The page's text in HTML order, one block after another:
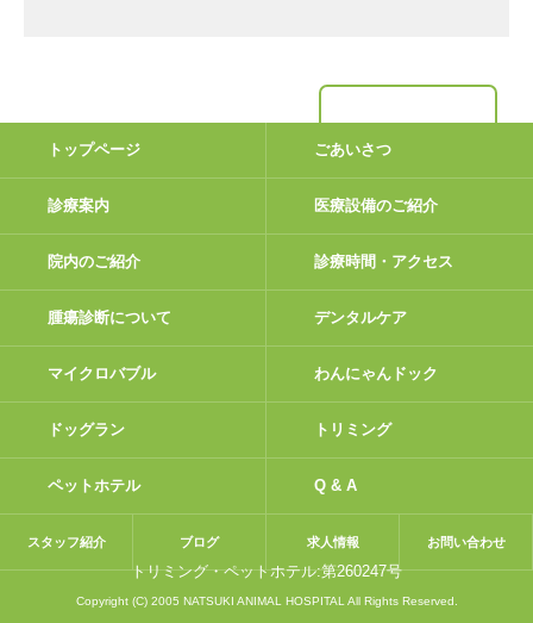
トップページ ごあいさつ
診療案内 医療設備のご紹介
院内のご紹介 診療時間・アクセス
腫瘍診断について デンタルケア
マイクロバブル わんにゃんドック
ドッグラン トリミング
ペットホテル Q & A
スタッフ紹介 ブログ 求人情報 お問い合わせ
トリミング・ペットホテル:第260247号
Copyright (C) 2005 NATSUKI ANIMAL HOSPITAL All Rights Reserved.